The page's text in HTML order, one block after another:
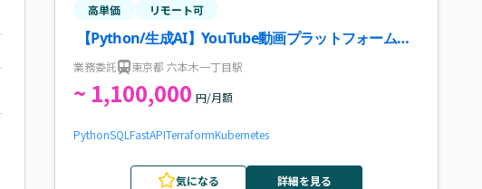
高単価 リモート可
【Python/生成AI】YouTube動画プラットフォーム開
発案件
業務委託 東京都 六本木一丁目駅
~ 1,100,000 円/月額
PythonSQL FastAPITerraformKubernetes
気になる 詳細を見る